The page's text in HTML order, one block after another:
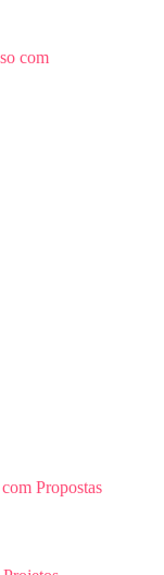
Propostas